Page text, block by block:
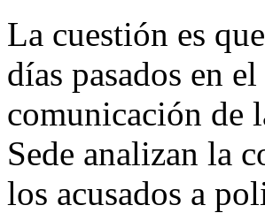
La cuestión es
días pasados en
comunicación de
Sede analizan la
los acusados a